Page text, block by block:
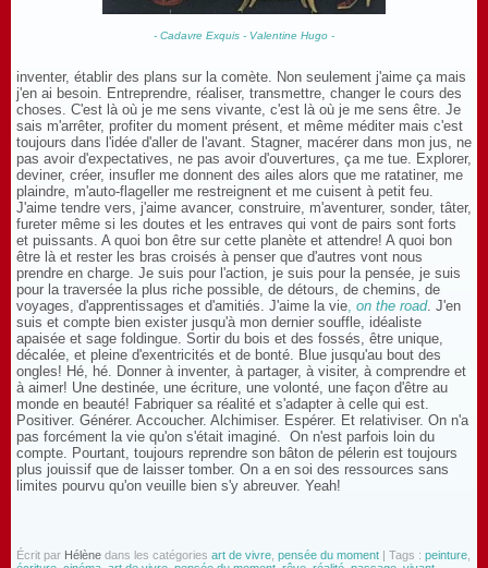
- Cadavre Exquis - Valentine Hugo -
inventer, établir des plans sur la comète. Non seulement j'aime ça mais
j'en ai besoin. Entreprendre, réaliser, transmettre, changer le cours des
choses. C'est là où je me sens vivante, c'est là où je me sens être. Je
sais m'arrêter, profiter du moment présent, et même méditer mais c'est
toujours dans l'idée d'aller de l'avant. Stagner, macérer dans mon jus, ne
pas avoir d'expectatives, ne pas avoir d'ouvertures, ça me tue. Explorer,
deviner, créer, insufler me donnent des ailes alors que me ratatiner, me
plaindre, m'auto-flageller me restreignent et me cuisent à petit feu.
J'aime tendre vers, j'aime avancer, construire, m'aventurer, sonder, tâter,
fureter même si les doutes et les entraves qui vont de pairs sont forts
et puissants. A quoi bon être sur cette planète et attendre! A quoi bon
être là et rester les bras croisés à penser que d'autres vont nous
prendre en charge. Je suis pour l'action, je suis pour la pensée, je suis
pour la traversée la plus riche possible, de détours, de chemins, de
voyages, d'apprentissages et d'amitiés. J'aime la vie, on the road. J'en
suis et compte bien exister jusqu'à mon dernier souffle, idéaliste
apaisée et sage foldingue. Sortir du bois et des fossés, être unique,
décalée, et pleine d'exentricités et de bonté. Blue jusqu'au bout des
ongles! Hé, hé. Donner à inventer, à partager, à visiter, à comprendre et
à aimer! Une destinée, une écriture, une volonté, une façon d'être au
monde en beauté! Fabriquer sa réalité et s'adapter à celle qui est.
Positiver. Générer. Accoucher. Alchimiser. Espérer. Et relativiser. On n'a
pas forcément la vie qu'on s'était imaginé. On n'est parfois loin du
compte. Pourtant, toujours reprendre son bâton de pélerin est toujours
plus jouissif que de laisser tomber. On a en soi des ressources sans
limites pourvu qu'on veuille bien s'y abreuver. Yeah!
Écrit par Hélène dans les catégories art de vivre pensée du moment | Tags : peinture